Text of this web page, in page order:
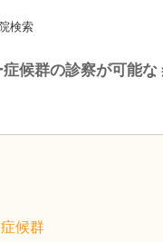
検索
候群の診察が可能な
候群